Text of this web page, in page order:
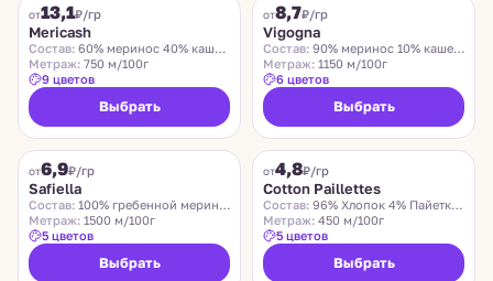
от13,1₽/гр
Mericash
Состав: 60% меринос 40% кашемир
Метраж: 750 м/100г
9 цветов
Выбрать
от8,7₽/гр
Vigogna
Состав: 90% меринос 10% кашемир
Метраж: 1150 м/100г
6 цветов
Выбрать
от6,9₽/гр
Safiella
Состав: 100% гребенной меринос
Метраж: 1500 м/100г
5 цветов
Выбрать
от4,8₽/гр
Cotton Paillettes
Состав: 96% Хлопок 4% Пайетки Полиэстер
Метраж: 450 м/100г
5 цветов
Выбрать